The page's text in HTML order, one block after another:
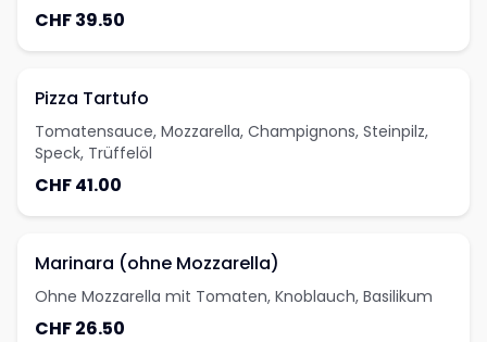
CHF 39.50
Pizza Tartufo
Tomatensauce, Mozzarella, Champignons, Steinpilz,
Speck, Trüffelöl
CHF 41.00
Marinara (ohne Mozzarella)
Ohne Mozzarella mit Tomaten, Knoblauch, Basilikum
CHF 26.50